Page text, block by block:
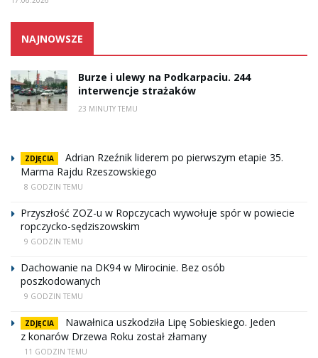
NAJNOWSZE
Burze i ulewy na Podkarpaciu. 244
interwencje strażaków
23 MINUTY TEMU
ZDJĘCIA
Adrian Rzeźnik liderem po pierwszym etapie 35.
Marma Rajdu Rzeszowskiego
8 GODZIN TEMU
Przyszłość ZOZ-u w Ropczycach wywołuje spór w powiecie
ropczycko-sędziszowskim
9 GODZIN TEMU
Dachowanie na DK94 w Mirocinie. Bez osób
poszkodowanych
9 GODZIN TEMU
ZDJĘCIA
Nawałnica uszkodziła Lipę Sobieskiego. Jeden
z konarów Drzewa Roku został złamany
11 GODZIN TEMU